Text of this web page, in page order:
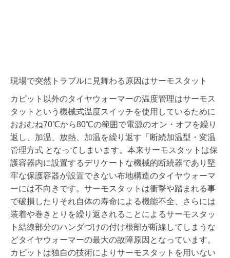
現場で突然トラブルに見舞わる原因はサーモスタット
カピット以外のタイヤウォーマーの温度管理はサーモス
タットという機械式温度スイッチを使用しているために
おおむね70℃から80℃の範囲で電源のオン・オフを繰り
返し、加温、放熱、加温を繰り返す「断続加温型・変温
管理方式 となってしまいます。本来サーモスタットは保
護容器内に設置するデリケートな機械的断続器であり堅
牢な保護容器が設置できない布地構造のタイヤウォーマ
ーには不向きです。サーモスタットは衝撃や踏まれる事
で破損したりそれ自体の寿命による機能不全、さらには
装着や巻きとりを繰り返されることによるサーモスタッ
ト結線部分のハンダづけの付け根部が断線してしまうな
どタイヤウォーマーの最大の故障原因となっています。
カピットは独自の技術によりサーモスタットを用いない